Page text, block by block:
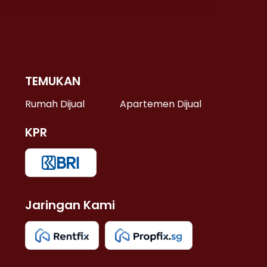
TEMUKAN
Rumah Dijual Apartemen Dijual
KPR
Jaringan Kami